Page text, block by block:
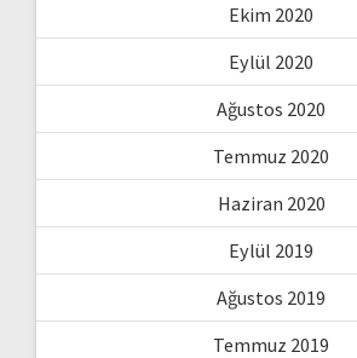
Ekim 2020
Eylül 2020
Ağustos 2020
Temmuz 2020
Haziran 2020
Eylül 2019
Ağustos 2019
Temmuz 2019